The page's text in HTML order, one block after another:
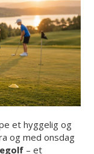
et hyggelig og
og med onsdag
– et